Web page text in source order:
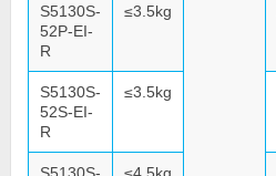
S5130S-
52P-EI-
R
≤3.5kg
S5130S-
52S-EI-
R
≤3.5kg
S5130S-
≤4.5kg